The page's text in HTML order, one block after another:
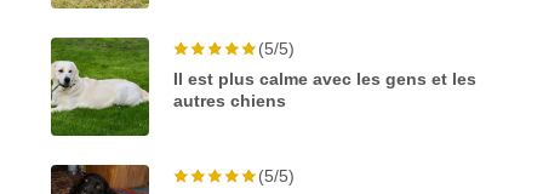
(5/5)
Il est plus calme avec les gens et les
autres chiens
(5/5)